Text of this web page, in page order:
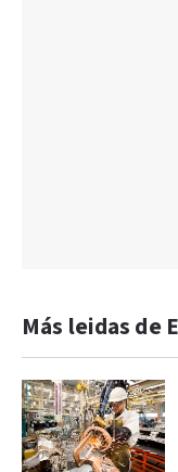
Más leidas de